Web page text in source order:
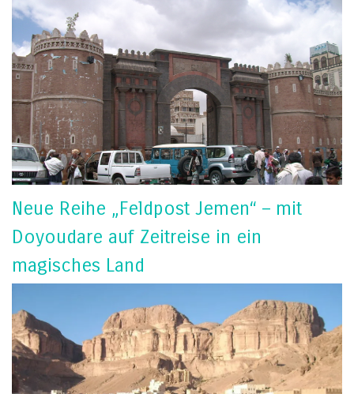
Neue Reihe „Feldpost Jemen“ – mit
Doyoudare auf Zeitreise in ein
magisches Land